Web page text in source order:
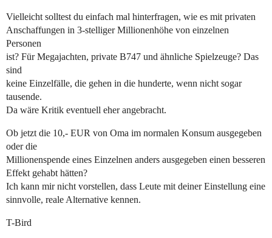
Vielleicht solltest du einfach mal hinterfragen, wie es mit privaten
Anschaffungen in 3-stelliger Millionenhöhe von einzelnen
Personen
ist? Für Megajachten, private B747 und ähnliche Spielzeuge? Das
sind
keine Einzelfälle, die gehen in die hunderte, wenn nicht sogar
tausende.
Da wäre Kritik eventuell eher angebracht.
Ob jetzt die 10,- EUR von Oma im normalen Konsum ausgegeben
oder die
Millionenspende eines Einzelnen anders ausgegeben einen besseren
Effekt gehabt hätten?
Ich kann mir nicht vorstellen, dass Leute mit deiner Einstellung eine
sinnvolle, reale Alternative kennen.
T-Bird